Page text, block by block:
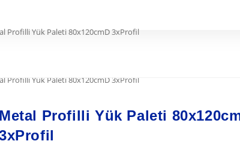
Profilli Yük Paleti 80x120cmD 3xProfil
Profilli Yük Paleti 80x120cmD 3xProfil
Metal Profilli Yük Paleti